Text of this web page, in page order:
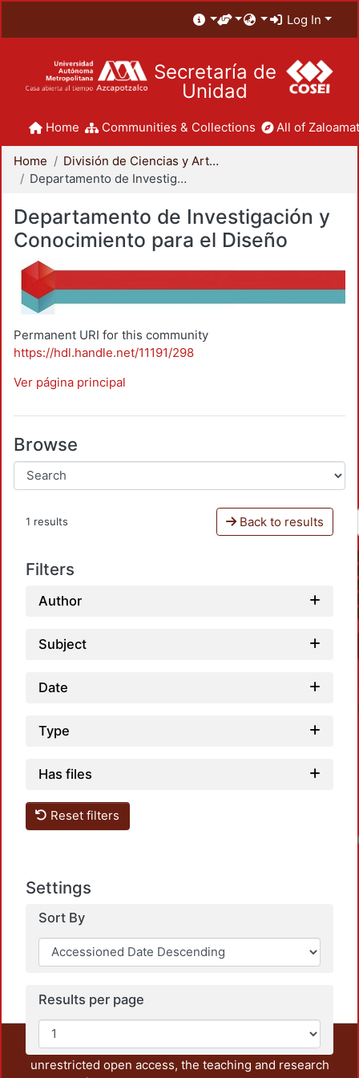
Log In
Secretaría de
Unidad
Home Communities & Collections All of
Home
División de Ciencias y Artes para el Diseño
Departamento de Investigación y Conocimiento para el Diseño
Departamento de Investigación y
Conocimiento para el Diseño
Permanent URI for this community
https://hdl.handle.net/11191/298
Ver página principal
Browse
1 results Back to results
Filters
Author
Subject
Date
Type
Has files
Reset filters
Settings
Sort By
Results per page
This repository preserves and disseminates, in
unrestricted open access, the teaching and research